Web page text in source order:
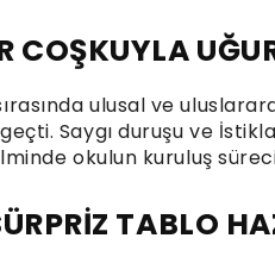
COŞKUYLA
ulusal ve
Saygı duruşu ve
okulun kuruluş
TABLO